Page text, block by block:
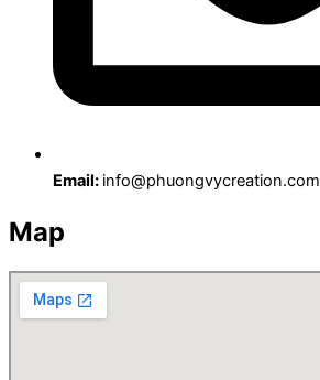
Email: info@phuongvycreation.com
Map